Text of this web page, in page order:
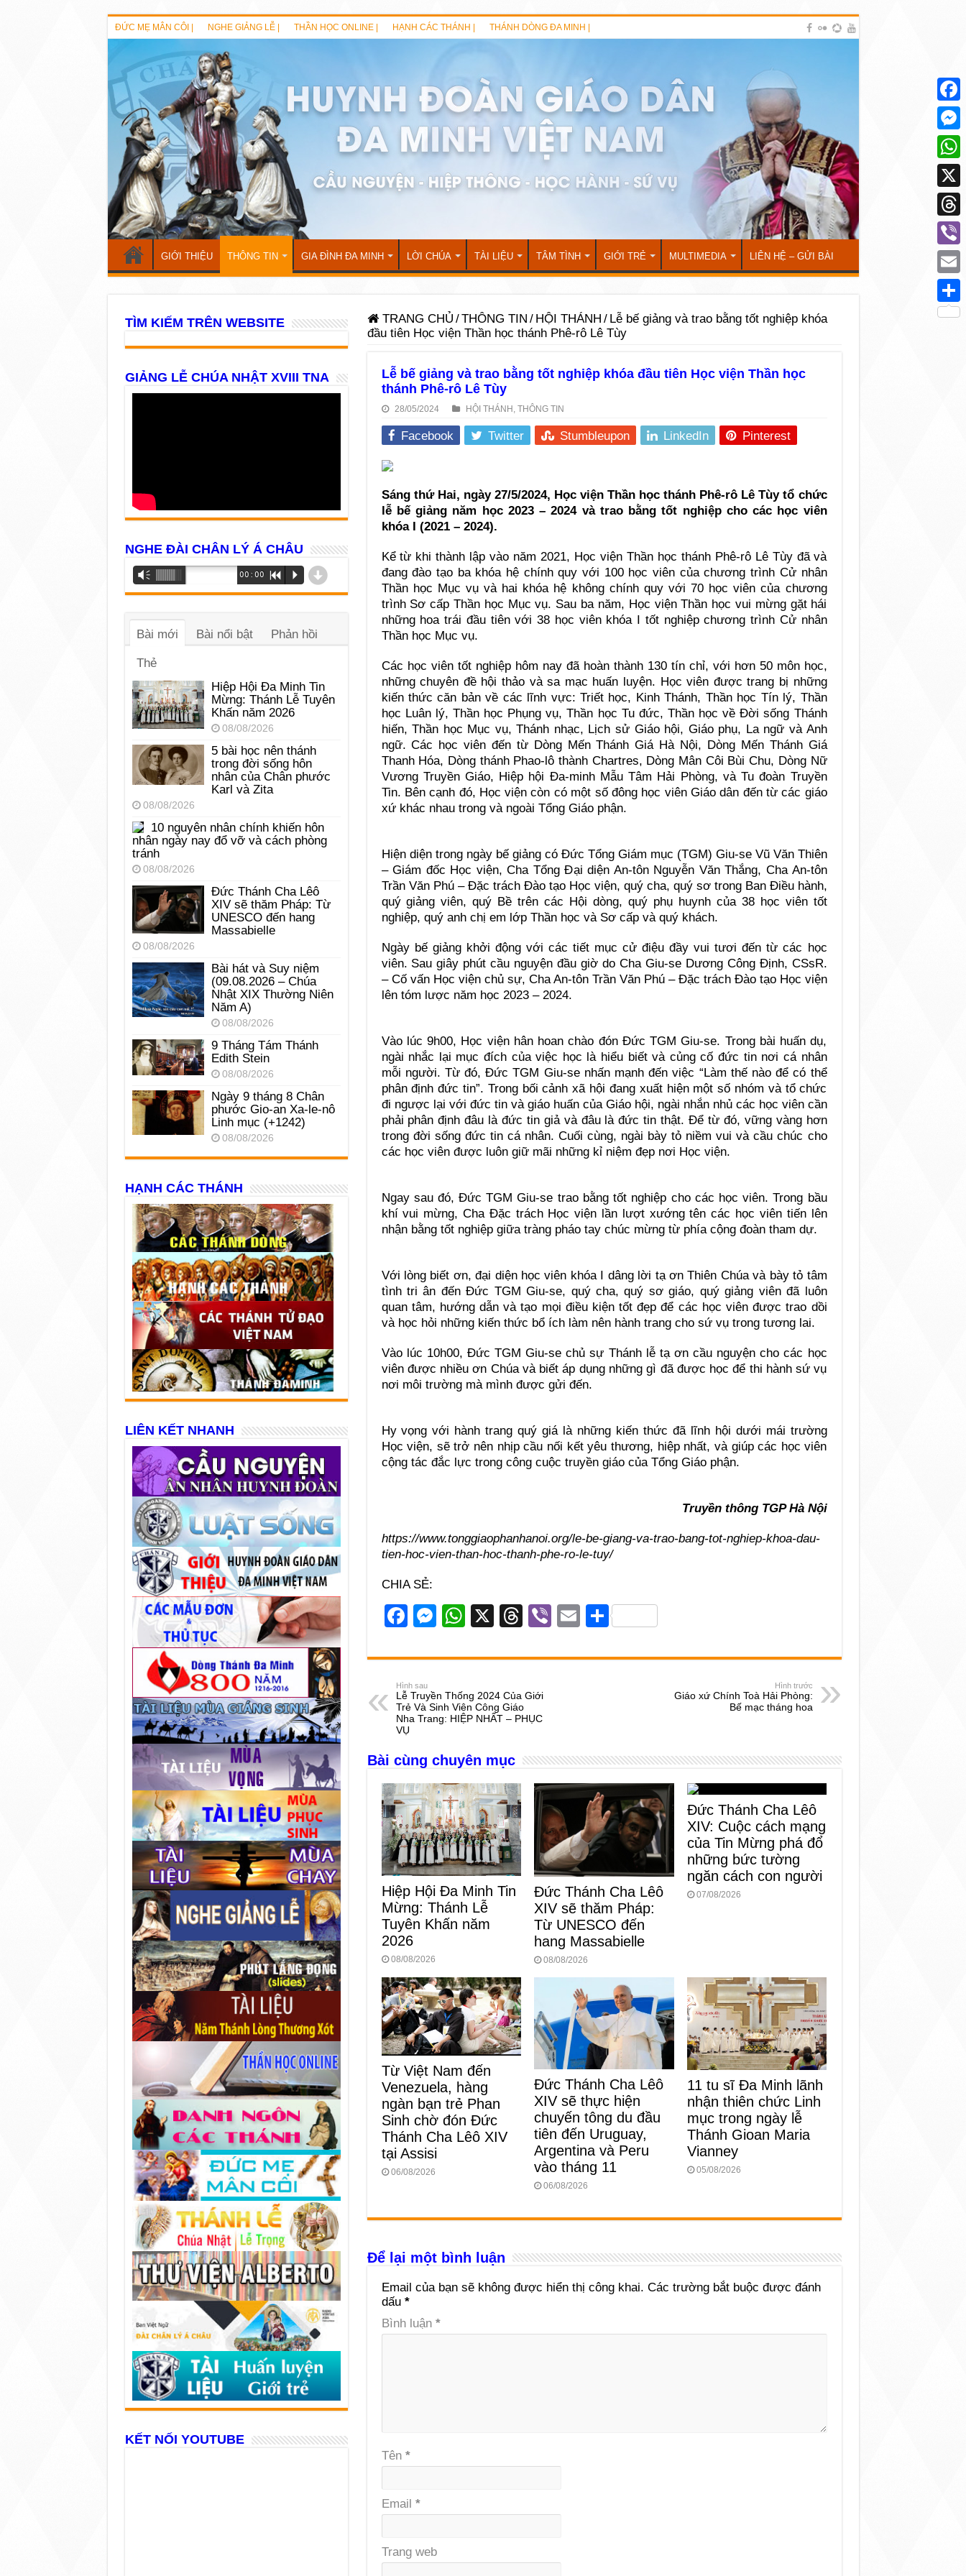
ĐỨC MẸ MÂN CÔI | NGHE GIẢNG LỄ | THẦN HỌC ONLINE | HẠNH CÁC THÁNH | THÁNH DÒNG ĐA MINH |
GIỚI THIỆU THÔNG TIN GIA ĐÌNH ĐA MINH LỜI CHÚA TÀI LIỆU TÂM TÌNH GIỚI TRẺ MULTIMEDIA LIÊN HỆ – GỬI BÀI
TRANG CHỦ /THÔNG TIN / HỘI THÁNH / Lễ bế giảng và trao bằng tốt nghiệp khóa
đầu tiên Học viện Thần học thánh Phê-rô Lê Tùy
Lễ bế giảng và trao bằng tốt nghiệp khóa đầu tiên Học viện Thần học
thánh Phê-rô Lê Tùy
28/05/2024 HỘI THÁNH , THÔNG TIN
Facebook Twitter Stumbleupon LinkedIn Pinterest
Sáng thứ Hai, ngày 27/5/2024, Học viện Thần học thánh Phê-rô Lê Tùy tổ chức
lễ bế giảng năm học 2023 – 2024 và trao bằng tốt nghiệp cho các học viên
khóa I (2021 – 2024).
Kể từ khi thành lập vào năm 2021, Học viện Thần học thánh Phê-rô Lê Tùy đã và
đang đào tạo ba khóa hệ chính quy với 100 học viên của chương trình Cử nhân
Thần học Mục vụ và hai khóa hệ không chính quy với 70 học viên của chương
trình Sơ cấp Thần học Mục vụ. Sau ba năm, Học viện Thần học vui mừng gặt hái
những hoa trái đầu tiên với 38 học viên khóa I tốt nghiệp chương trình Cử nhân
Thần học Mục vụ.
Các học viên tốt nghiệp hôm nay đã hoàn thành 130 tín chỉ, với hơn 50 môn học,
những chuyên đề hội thảo và sa mạc huấn luyện. Học viên được trang bị những
kiến thức căn bản về các lĩnh vực: Triết học, Kinh Thánh, Thần học Tín lý, Thần
học Luân lý, Thần học Phụng vụ, Thần học Tu đức, Thần học về Đời sống Thánh
hiến, Thần học Mục vụ, Thánh nhạc, Lịch sử Giáo hội, Giáo phụ, La ngữ và Anh
ngữ. Các học viên đến từ Dòng Mến Thánh Giá Hà Nội, Dòng Mến Thánh Giá
Thanh Hóa, Dòng thánh Phao-lô thành Chartres, Dòng Mân Côi Bùi Chu, Dòng Nữ
Vương Truyền Giáo, Hiệp hội Đa-minh Mẫu Tâm Hải Phòng, và Tu đoàn Truyền
Tin. Bên cạnh đó, Học viện còn có một số đông học viên Giáo dân đến từ các giáo
xứ khác nhau trong và ngoài Tổng Giáo phận.
Hiện diện trong ngày bế giảng có Đức Tổng Giám mục (TGM) Giu-se Vũ Văn Thiên
– Giám đốc Học viện, Cha Tổng Đại diện An-tôn Nguyễn Văn Thắng, Cha An-tôn
Trần Văn Phú – Đặc trách Đào tạo Học viện, quý cha, quý sơ trong Ban Điều hành,
quý giảng viên, quý Bề trên các Hội dòng, quý phụ huynh của 38 học viên tốt
nghiệp, quý anh chị em lớp Thần học và Sơ cấp và quý khách.
Ngày bế giảng khởi động với các tiết mục cử điệu đầy vui tươi đến từ các học
viên. Sau giây phút cầu nguyện đầu giờ do Cha Giu-se Dương Công Định, CSsR.
– Cố vấn Học viện chủ sự, Cha An-tôn Trần Văn Phú – Đặc trách Đào tạo Học viện
lên tóm lược năm học 2023 – 2024.
Vào lúc 9h00, Học viện hân hoan chào đón Đức TGM Giu-se. Trong bài huấn dụ,
ngài nhắc lại mục đích của việc học là hiểu biết và củng cố đức tin nơi cá nhân
mỗi người. Từ đó, Đức TGM Giu-se nhấn mạnh đến việc “Làm thế nào để có thể
phân định đức tin”. Trong bối cảnh xã hội đang xuất hiện một số nhóm và tổ chức
đi ngược lại với đức tin và giáo huấn của Giáo hội, ngài nhắn nhủ các học viên cần
phải phân định đâu là đức tin giả và đâu là đức tin thật. Để từ đó, vững vàng hơn
trong đời sống đức tin cá nhân. Cuối cùng, ngài bày tỏ niềm vui và cầu chúc cho
các học viên được luôn giữ mãi những kỉ niệm đẹp nơi Học viện.
Ngay sau đó, Đức TGM Giu-se trao bằng tốt nghiệp cho các học viên. Trong bầu
khí vui mừng, Cha Đặc trách Học viện lần lượt xướng tên các học viên tiến lên
nhận bằng tốt nghiệp giữa tràng pháo tay chúc mừng từ phía cộng đoàn tham dự.
Với lòng biết ơn, đại diện học viên khóa I dâng lời tạ ơn Thiên Chúa và bày tỏ tâm
tình tri ân đến Đức TGM Giu-se, quý cha, quý sơ giáo, quý giảng viên đã luôn
quan tâm, hướng dẫn và tạo mọi điều kiện tốt đẹp để các học viên được trao dồi
và học hỏi những kiến thức bổ ích làm nên hành trang cho sứ vụ trong tương lai.
Vào lúc 10h00, Đức TGM Giu-se chủ sự Thánh lễ tạ ơn cầu nguyện cho các học
viên được nhiều ơn Chúa và biết áp dụng những gì đã được học để thi hành sứ vụ
nơi môi trường mà mình được gửi đến.
Hy vọng với hành trang quý giá là những kiến thức đã lĩnh hội dưới mái trường
Học viện, sẽ trở nên nhịp cầu nối kết yêu thương, hiệp nhất, và giúp các học viên
cộng tác đắc lực trong công cuộc truyền giáo của Tổng Giáo phận.
Truyền thông TGP Hà Nội
https://www.tonggiaophanhanoi.org/le-be-giang-va-trao-bang-tot-nghiep-khoa-dau-
tien-hoc-vien-than-hoc-thanh-phe-ro-le-tuy/
CHIA SẺ:
F
c
e
b
o
o
k
M
ss
n
g
er
W
at
A
p
p
X
T
e
d
s
Vi
er
E
ail
S
ar
Hình sau
Lễ Truyền Thống 2024 Của Giới
Trẻ Và Sinh Viên Công Giáo
Nha Trang: HIỆP NHẤT – PHỤC
VỤ
Hình trước
Giáo xứ Chính Toà Hải Phòng:
Bế mạc tháng hoa
Bài cùng chuyên mục
Hiệp Hội Đa Minh Tin
Mừng: Thánh Lễ
Tuyên Khấn năm
2026
08/08/2026
Đức Thánh Cha Lêô
XIV sẽ thăm Pháp:
Từ UNESCO đến
hang Massabielle
08/08/2026
Đức Thánh Cha Lêô
XIV: Cuộc cách mạng
của Tin Mừng phá đổ
những bức tường
ngăn cách con người
07/08/2026
Từ Việt Nam đến
Venezuela, hàng
ngàn bạn trẻ Phan
Sinh chờ đón Đức
Thánh Cha Lêô XIV
tại Assisi
06/08/2026
Đức Thánh Cha Lêô
XIV sẽ thực hiện
chuyến tông du đầu
tiên đến Uruguay,
Argentina và Peru
vào tháng 11
06/08/2026
11 tu sĩ Đa Minh lãnh
nhận thiên chức Linh
mục trong ngày lễ
Thánh Gioan Maria
Vianney
05/08/2026
Để lại một bình luận
Email của bạn sẽ không được hiển thị công khai. Các trường bắt buộc được đánh
dấu *
Bình luận *
Tên *
Email *
Trang web
TÌM KIẾM TRÊN WEBSITE
GIẢNG LỄ CHÚA NHẬT XVIII TNA
NGHE ĐÀI CHÂN LÝ Á CHÂU
Trình
phát
âm
Vm 00:00 R P d
Bài mới Bài nổi bật Phản hồi
Thẻ
Hiệp Hội Đa Minh Tin
Mừng: Thánh Lễ Tuyên
Khấn năm 2026
08/08/2026
5 bài học nên thánh
trong đời sống hôn
nhân của Chân phước
Karl và Zita
08/08/2026
10 nguyên nhân chính khiến hôn
nhân ngày nay đổ vỡ và cách phòng
tránh
08/08/2026
Đức Thánh Cha Lêô
XIV sẽ thăm Pháp: Từ
UNESCO đến hang
Massabielle
08/08/2026
Bài hát và Suy niệm
(09.08.2026 – Chúa
Nhật XIX Thường Niên
Năm A)
08/08/2026
9 Tháng Tám Thánh
Edith Stein
08/08/2026
Ngày 9 tháng 8 Chân
phước Gio-an Xa-le-nô
Linh mục (+1242)
08/08/2026
HẠNH CÁC THÁNH
LIÊN KẾT NHANH
KẾT NỐI YOUTUBE
X
Viber